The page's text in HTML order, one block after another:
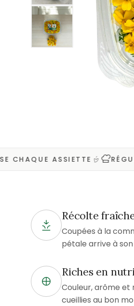
Afficher l'image5
ASSIETTE
Récolte
Coupées à la
pétale arrive à
Riches en
Couleur, arôme et
cueillies au bon